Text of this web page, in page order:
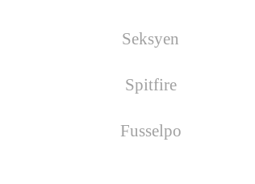
Seksyen
Spitfirehat am 19.08.2026
Fusselpo